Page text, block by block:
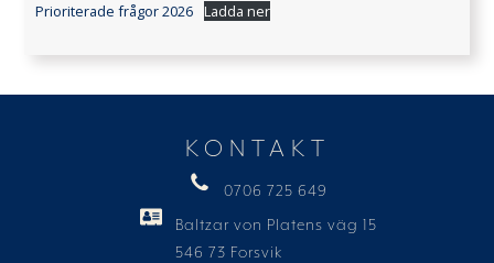
Prioriterade frågor 2026 Ladda ner
KONTAKT
0706 725 649
Baltzar von Platens väg 15
546 73 Forsvik